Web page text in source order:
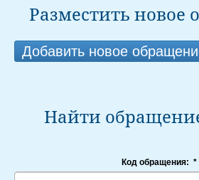
Разместить новое
Добавить новое
Найти
Код обращения: *